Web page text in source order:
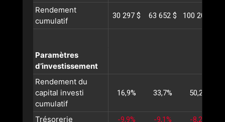
Rendement
cumulatif
30 297 $ 63 652 $ 100 207 $
Paramètres
d’investissement
Rendement du
capital investi
cumulatif
16,9% 33,7% 50,2%
Trésorerie -9,9% -9,1% -8,2%